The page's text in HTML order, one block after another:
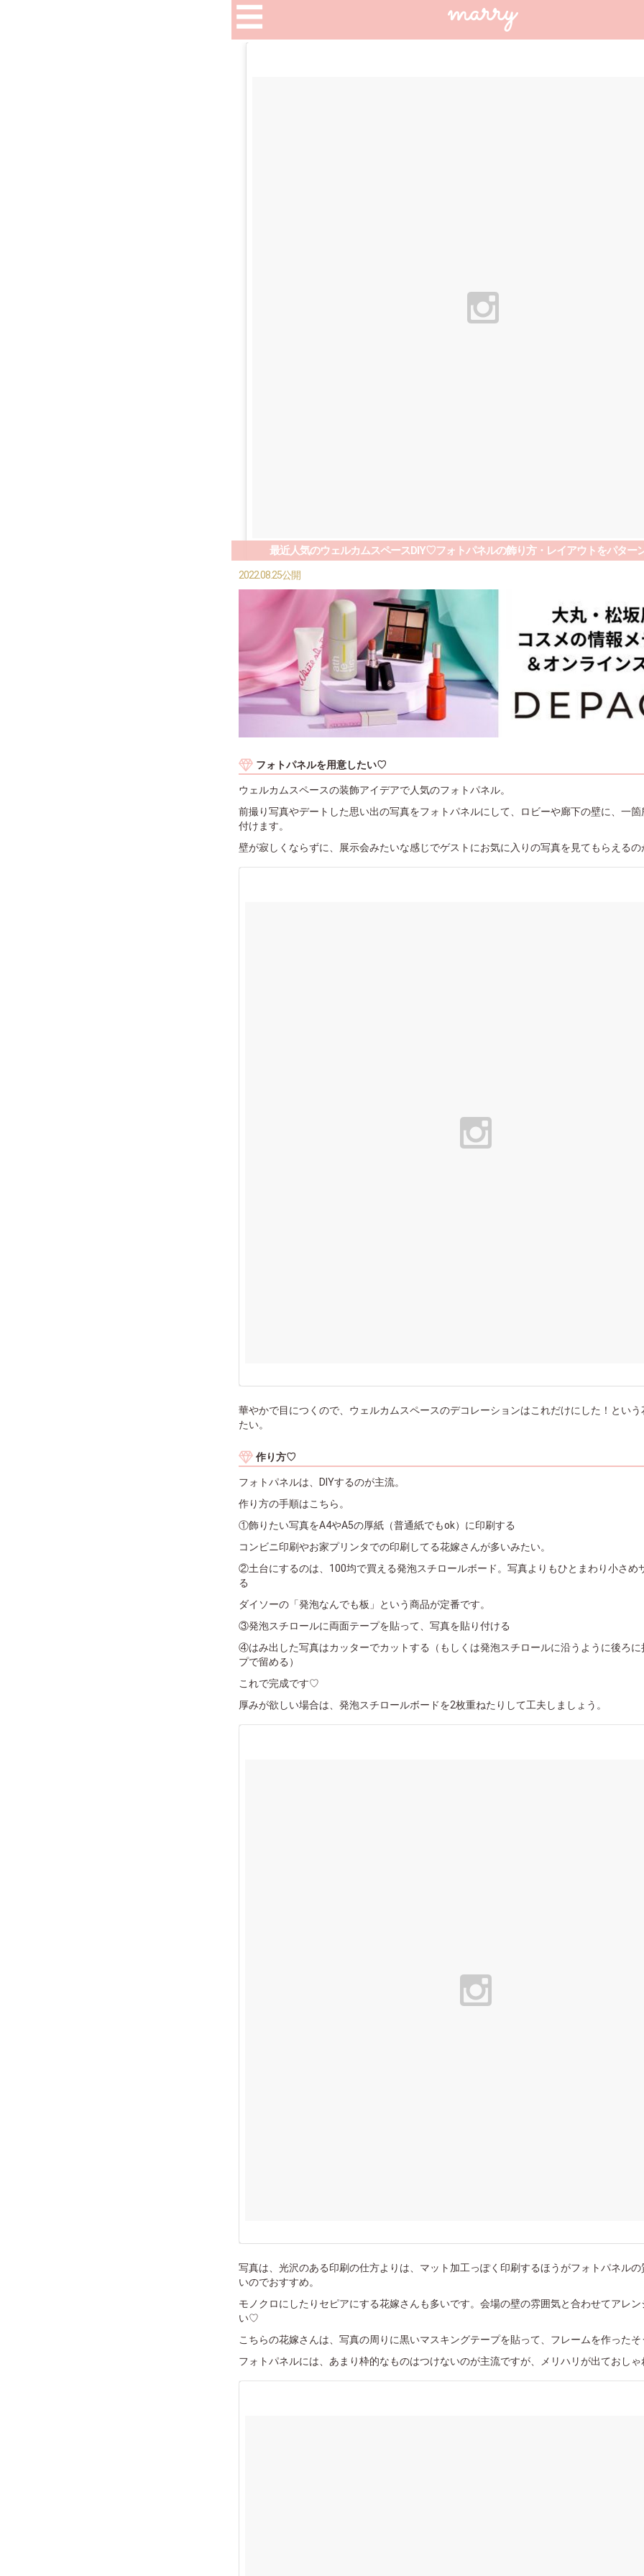
最近人気のウェルカムスペースDIY♡フォトパネルの飾り方・レイアウトをパター
2022.08.25公開
フォトパネルを用意したい♡
ウェルカムスペースの装飾アイデアで人気のフォトパネル。
前撮り写真やデートした思い出の写真をフォトパネルにして、ロビーや廊下の壁に、一箇
付けます。
壁が寂しくならずに、展示会みたいな感じでゲストにお気に入りの写真を見てもらえる
華やかで目につくので、ウェルカムスペースのデコレーションはこれだけにした！とい
たい。
作り方♡
フォトパネルは、DIYするのが主流。
作り方の手順はこちら。
①飾りたい写真をA4やA5の厚紙（普通紙でもok）に印刷する
コンビニ印刷やお家プリンタでの印刷してる花嫁さんが多いみたい。
②土台にするのは、100均で買える発泡スチロールボード。写真よりもひとまわり小さめ
る
ダイソーの「発泡なんでも板」という商品が定番です。
③発泡スチロールに両面テープを貼って、写真を貼り付ける
④はみ出した写真はカッターでカットする（もしくは発泡スチロールに沿うように後ろに
プで留める）
これで完成です♡
厚みが欲しい場合は、発泡スチロールボードを2枚重ねたりして工夫しましょう。
写真は、光沢のある印刷の仕方よりは、マット加工っぽく印刷するほうがフォトパネル
いのでおすすめ。
モノクロにしたりセピアにする花嫁さんも多いです。会場の壁の雰囲気と合わせてアレン
い♡
こちらの花嫁さんは、写真の周りに黒いマスキングテープを貼って、フレームを作ったそ
フォトパネルには、あまり枠的なものはつけないのが主流ですが、メリハリが出ておし